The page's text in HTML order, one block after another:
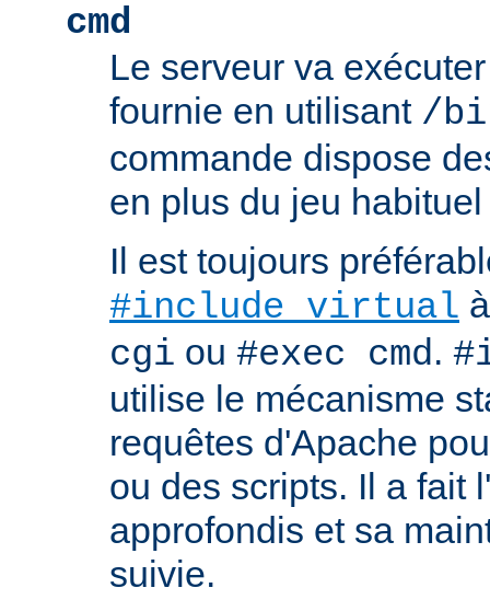
cmd
Le serveur va
fournie en utilisant /
commande dispose
en plus du jeu
Il est toujours
#include virtual
cgi ou #exec cmd.
utilise le mécanisme
requêtes d'Apache
ou des scripts. Il a fait
approfondis et sa
suivie.